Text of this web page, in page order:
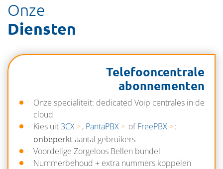
Onze
Diensten
Telefooncentrale
abonnementen
Onze specialiteit: dedicated Voip centrales in de
cloud
Kies uit3CX , PantaPBX ofFreePBX
:
onbeperktaantal gebruikers
Voordelige Zorgeloos Bellen bundel
Nummerbehoud + extra nummers koppelen